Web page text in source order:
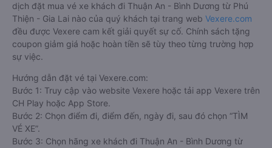
dịch đặt mua vé xe khách đi Thuận An - Bình Dương từ Phú
Thiện - Gia Lai nào của quý khách tại trang web Vexere.com
đều được Vexere cam kết giải quyết sự cố. Chính sách tặng
coupon giảm giá hoặc hoàn tiền sẽ tùy theo từng trường hợp
sự việc.
Hướng dẫn đặt vé tại Vexere.com:
Bước 1: Truy cập vào website Vexere hoặc tải app Vexere trên
CH Play hoặc App Store.
Bước 2: Chọn điểm đi, điểm đến, ngày đi, sau đó chọn “TÌM
VÉ XE”.
Bước 3: Chọn hãng xe khách đi Thuận An - Bình Dương từ